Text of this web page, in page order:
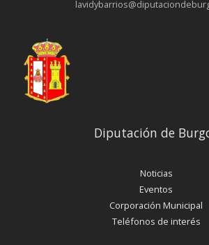
Diputación de
Noticias
Eventos
Corporación Municipal
Teléfonos de interés